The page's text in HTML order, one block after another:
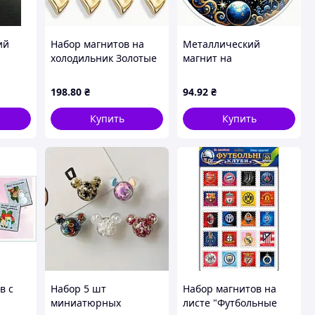
Набор магнитов на
холодильник Золотые
198.80 ₴
Купить
Металлический
магнит на
и Луна»
94.92 ₴
Купить
с
Набор 5 шт
миниатюрных
Набор магнитов на
листе "Футбольные